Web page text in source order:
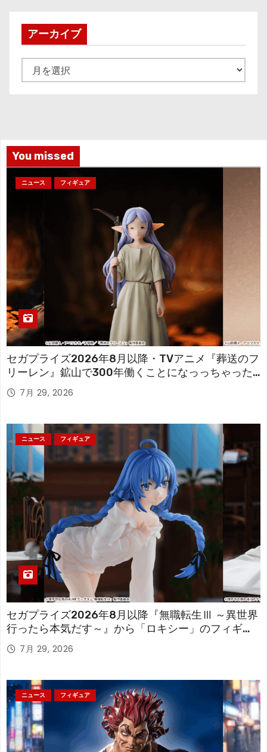
アーカイブ
ー
You missed
ニュース フィギュア
セガプライズ2026年8月以降・TVアニメ『葬送のフ
リーレン』鉱山で300年働くことになっっちゃった
「フリーレン」を立体化！
7月 29, 2026
ニュース フィギュア
セガプライズ2026年8月以降『無職転生Ⅲ ～異世界
行ったら本気だす～』から「ロキシー」のフィギュ
アが登場！
7月 29, 2026
ニュース フィギュア